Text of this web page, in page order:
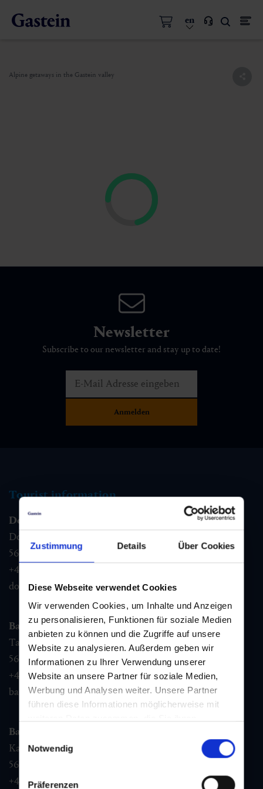
Zustimmung Details Über Cookies
Diese Webseite verwendet Cookies
Wir verwenden Cookies, um Inhalte und Anzeigen
zu personalisieren, Funktionen für soziale Medien
anbieten zu können und die Zugriffe auf unsere
Website zu analysieren. Außerdem geben wir
Informationen zu Ihrer Verwendung unserer
Website an unsere Partner für soziale Medien,
Werbung und Analysen weiter. Unsere Partner
führen diese Informationen möglicherweise mit
Nutzung der Dienste gesammelt haben.
Einwilligungsauswahl
Notwendig
Präferenzen
en
Alpine getaways in the Gastein valley
Newsletter
Subscribe to our newsletter and stay up to date!
Tourist information
Dorfgastein
Dorfstraße 1,
5632
Dorfgastein
+43 6432 3393 460
dorfgastein@gastein.com
Bad Hofgastein
Tauernplatz 1,
5630 Bad Hofgastein
+43 6432 3393 260
badhofgastein@gastein.com
Bad Gastein
Kaiser Franz Josefstr. 27,
5640
+43 6432 3393 560